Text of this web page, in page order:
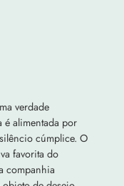
verdade
alimentada por
cúmplice. O
favorita do
companhia